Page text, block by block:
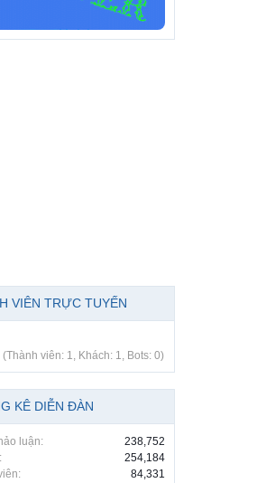
VIÊN TRỰC TUYẾN
(Thành viên: 1, Khách: 1, Bots: 0)
KÊ DIỄN ĐÀN
luận:
238,752
254,184
84,331